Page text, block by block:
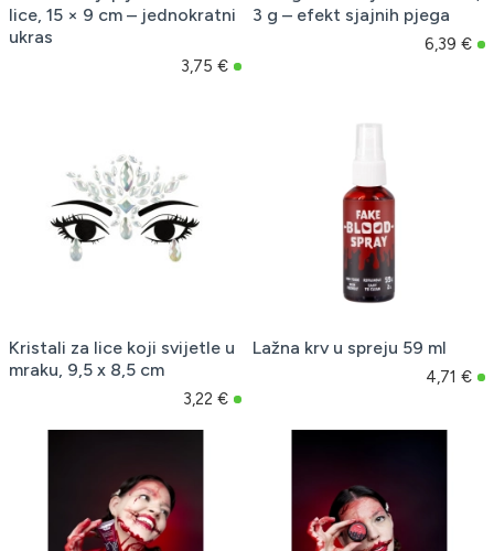
lice, 15 × 9 cm – jednokratni
ukras
3,75 €
3 g – efekt sjajnih pjega
6,39 €
Kristali za lice koji svijetle u
mraku, 9,5 x 8,5 cm
3,22 €
Lažna krv u spreju 59 ml
4,71 €